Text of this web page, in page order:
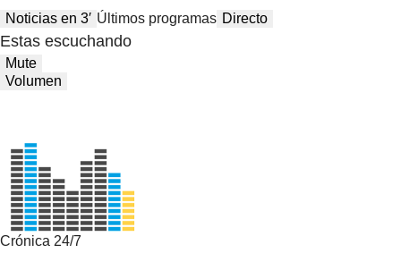
Noticias en 3′ Últimos programas Directo
Estas escuchando
Mute
Volumen
Crónica 24/7